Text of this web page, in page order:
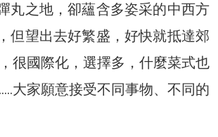
丸之地，卻蘊含多姿采的中西方
但望出去好繁盛，好快就抵達郊
很國際化，選擇多，什麼菜式也
大家願意接受不同事物、不同的